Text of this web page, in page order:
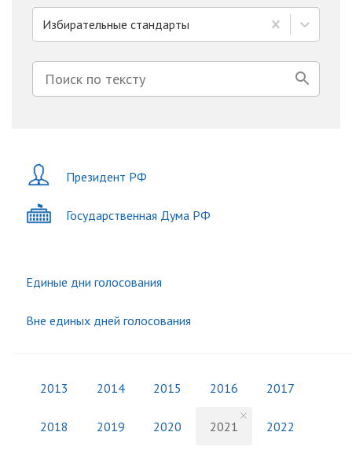
Избирательные стандарты
Президент РФ
Государственная Дума РФ
Единые дни голосования
Вне единых дней голосования
2013 2014 2015 2016 2017
2018 2019 2020 2021 2022